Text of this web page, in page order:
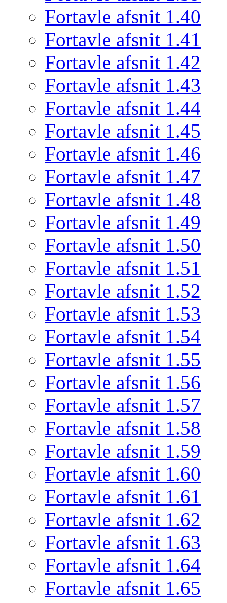
Fortavle afsnit 1.40
Fortavle afsnit 1.41
Fortavle afsnit 1.42
Fortavle afsnit 1.43
Fortavle afsnit 1.44
Fortavle afsnit 1.45
Fortavle afsnit 1.46
Fortavle afsnit 1.47
Fortavle afsnit 1.48
Fortavle afsnit 1.49
Fortavle afsnit 1.50
Fortavle afsnit 1.51
Fortavle afsnit 1.52
Fortavle afsnit 1.53
Fortavle afsnit 1.54
Fortavle afsnit 1.55
Fortavle afsnit 1.56
Fortavle afsnit 1.57
Fortavle afsnit 1.58
Fortavle afsnit 1.59
Fortavle afsnit 1.60
Fortavle afsnit 1.61
Fortavle afsnit 1.62
Fortavle afsnit 1.63
Fortavle afsnit 1.64
Fortavle afsnit 1.65